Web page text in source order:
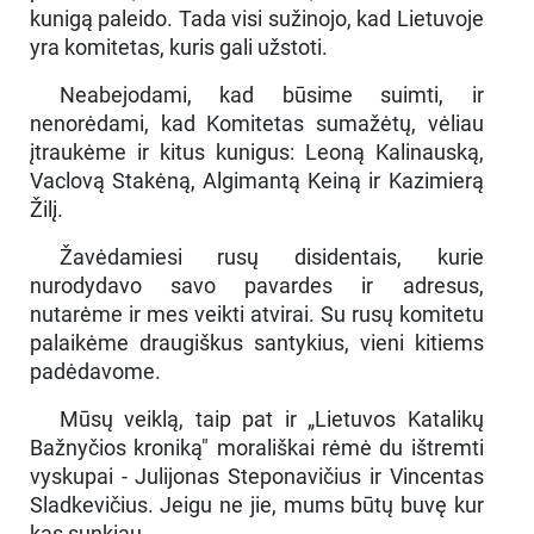
kunigą paleido. Tada visi sužinojo, kad Lietuvoje
yra komitetas, kuris gali užstoti.
Neabejodami, kad būsime suimti, ir
nenorėdami, kad Komitetas sumažėtų, vėliau
įtraukėme ir kitus kunigus: Leoną Kalinauską,
Vaclovą Stakėną, Algimantą Keiną ir Kazimierą
Žilį.
Žavėdamiesi rusų disidentais, kurie
nurodydavo savo pavardes ir adresus,
nutarėme ir mes veikti atvirai. Su rusų komitetu
palaikėme draugiškus santykius, vieni kitiems
padėdavome.
Mūsų veiklą, taip pat ir „Lietuvos Katalikų
Bažnyčios kroniką" morališkai rėmė du ištremti
vyskupai - Julijonas Steponavičius ir Vincentas
Sladkevičius. Jeigu ne jie, mums būtų buvę kur